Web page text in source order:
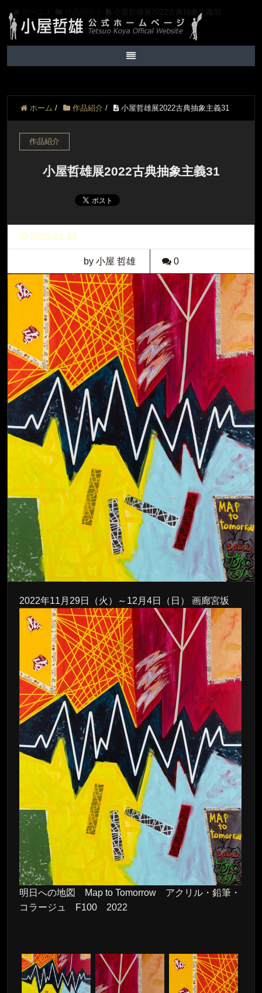
小屋哲雄展2022古典抽象主義31
ホーム / 作品紹介 / 小屋哲雄展2022古典抽象主義31
作品紹介
小屋哲雄展2022古典抽象主義31
2023.01.14
by 小屋 哲雄 0
2022年11月29日（火）～12月4日（日） 画廊宮坂
明日への地図 Map to Tomorrow アクリル・鉛筆・
コラージュ F100 2022